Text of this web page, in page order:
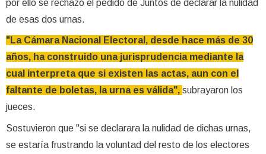
por ello se rechazó el pedido de Juntos de declarar la nulidad
de esas dos urnas.
"La Cámara Nacional Electoral, desde hace más de 30
años, ha construido una jurisprudencia mediante la
cual interpreta que si existen las actas, aun con el
faltante de boletas, la urna es válida", subrayaron los
jueces.
Sostuvieron que "si se declarara la nulidad de dichas urnas,
se estaría frustrando la voluntad del resto de los electores